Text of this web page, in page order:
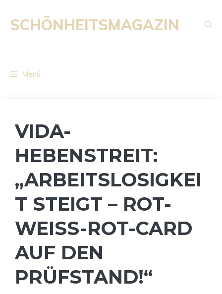
Inhalt
springen
SCHÖNHEITSMAGAZIN
Menü
VIDA-
HEBENSTREIT:
„ARBEITSLOSIGKEI
T STEIGT – ROT-
WEISS-ROT-CARD A
UF DEN P
RÜFSTAND!“